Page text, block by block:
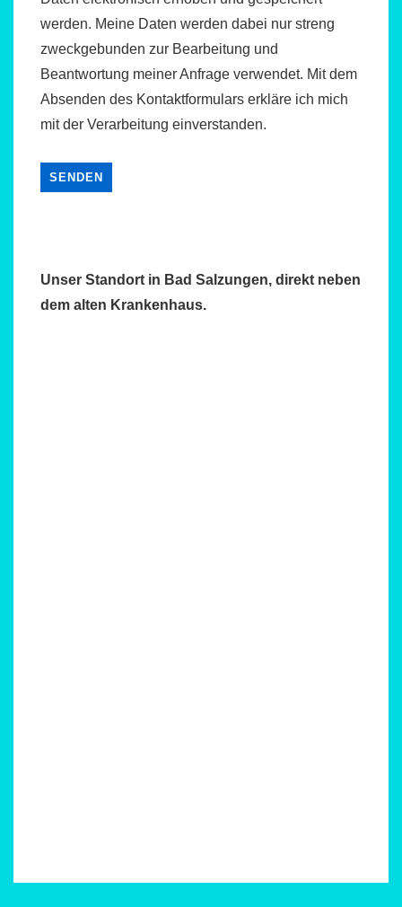
werden. Meine Daten werden dabei nur streng
zweckgebunden zur Bearbeitung und
Beantwortung meiner Anfrage verwendet. Mit dem
Absenden des Kontaktformulars erkläre ich mich
mit der Verarbeitung einverstanden.
Unser Standort in Bad Salzungen, direkt neben
dem alten Krankenhaus.